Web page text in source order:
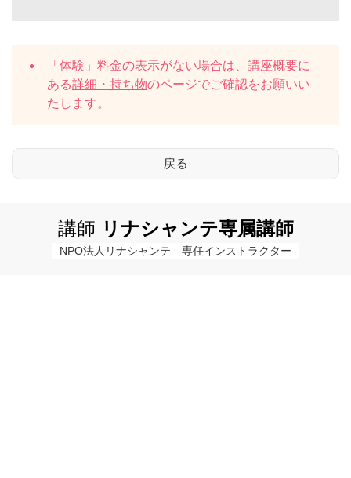
「体験」料金の表示がない場合は、講座概要に
ある詳細・持ち物のページでご確認をお願いい
たします。
講師 リナシャンテ専属講師
NPO法人リナシャンテ　専任インストラクター